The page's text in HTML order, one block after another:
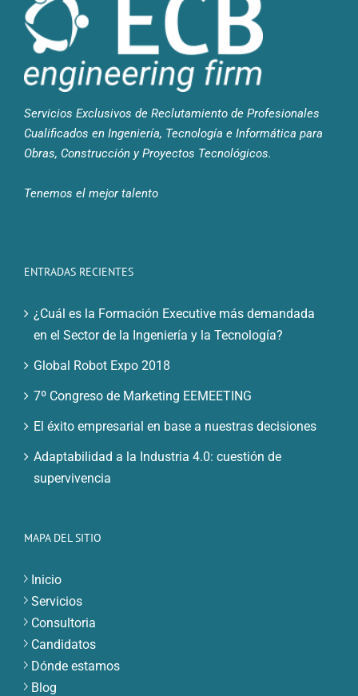
Servicios Exclusivos de Reclutamiento de Profesionales
Cualificados en Ingeniería, Tecnología e Informática para
Obras, Construcción y Proyectos Tecnológicos.
Tenemos el mejor talento
ENTRADAS RECIENTES
¿Cuál es la Formación Executive más demandada
en el Sector de la Ingeniería y la Tecnología?
Global Robot Expo 2018
7º Congreso de Marketing EEMEETING
El éxito empresarial en base a nuestras decisiones
Adaptabilidad a la Industria 4.0: cuestión de
supervivencia
MAPA DEL SITIO
Inicio
Servicios
Consultoria
Candidatos
Dónde estamos
Blog